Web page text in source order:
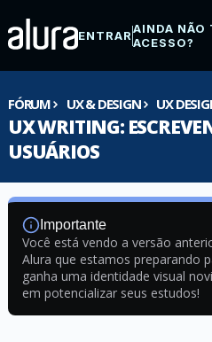
ENTRARAINDA NÃO
ACESSO?
FÓRUM UX & DESIGN UX
UX WRITING:
USUÁRIOS
Importante
Você está vendo a versão
Alura que estamos preparando
ganha uma identidade visual
em potencializar seus estudos!